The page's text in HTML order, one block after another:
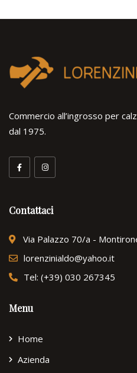
Commercio all’ingrosso per
dal 1975.
Contattaci
Via Palazzo 70/a -
lorenzinialdo@yahoo.it
Tel: (+39) 030 267345
Menu
Home
Azienda